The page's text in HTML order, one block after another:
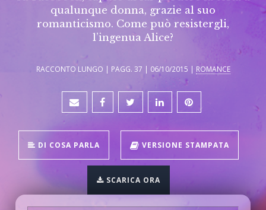
qualunque donna, grazie al suo
romanticismo. Come può resistergli,
l’ingenua Alice?
RACCONTO LUNGO | PAGG. 37 | 06/10/2015 | ROMANCE
DI COSA PARLA VERSIONE STAMPATA
SCARICA ORA